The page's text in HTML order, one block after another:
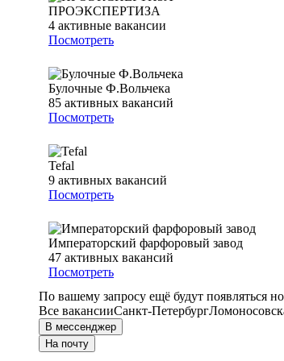
ПРОЭКСПЕРТИЗА
4 активные вакансии
Посмотреть
Булочные Ф.Вольчека
85 активных вакансий
Посмотреть
Tefal
9 активных вакансий
Посмотреть
Императорский фарфоровый завод
47 активных вакансий
Посмотреть
По вашему запросу ещё будут появляться
Все вакансииСанкт-Петербург
В мессенджер
На почту